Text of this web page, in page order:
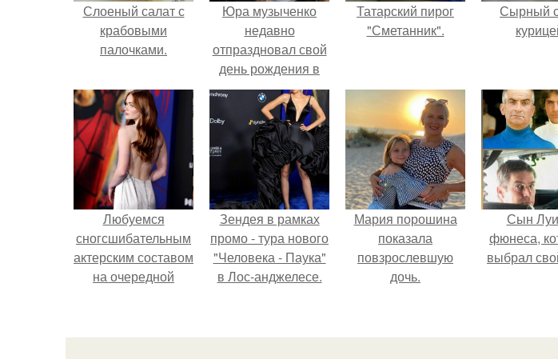
Слоеный салат с
крабовыми
палочками.
Юра музыченко
недавно
отпраздновал свой
день рождения в
кругу самых
близких и родных
людей.
Татарский пирог
"Сметанник".
Сырный
Любуемся
сногсшибательным
актерским составом
на очередной
Зендея в рамках
промо - тура нового
"Человека - Паука"
в Лос-анджелесе.
Мария порошина
показала
повзрослевшую
дочь.
Сын
фюнеса,
выбрал